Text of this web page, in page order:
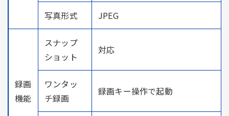
写真形式 JPEG
録画
機能
スナップ
ショット
対応
ワンタッ
チ録画
録画キー操作で起動